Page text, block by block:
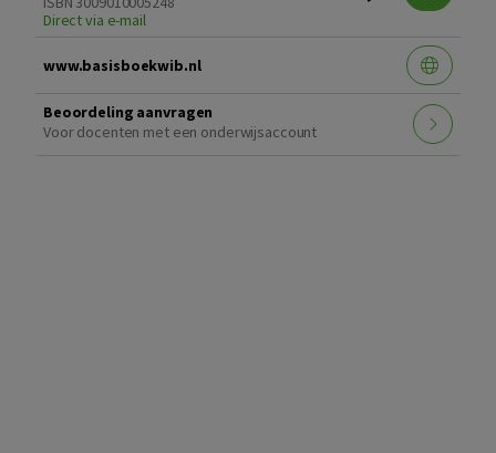
Direct via e-mail
www.basisboekwib.nl
Beoordeling aanvragen
Voor docenten met een onderwijsaccount